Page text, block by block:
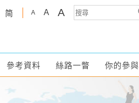
简 A A A
參考資料 絲路一瞥 你的參與